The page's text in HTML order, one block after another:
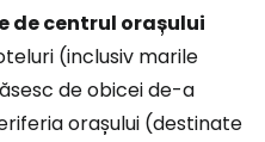
de centrul orașului
(inclusiv marile
de obicei de-a
orașului (destinate